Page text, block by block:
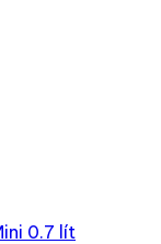
0.7 lít